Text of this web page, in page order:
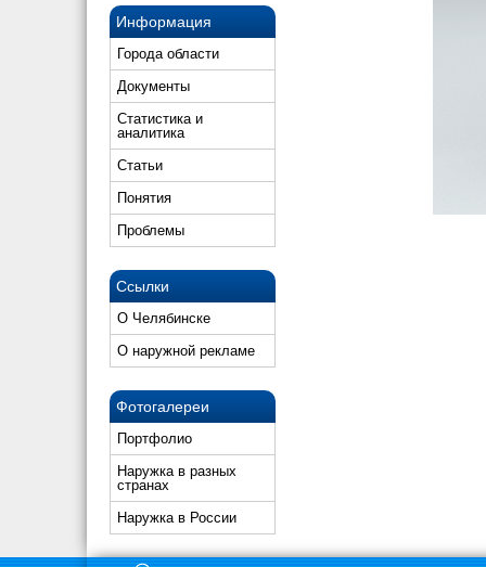
Информация
Города области
Документы
Статистика и
аналитика
Статьи
Понятия
Проблемы
Ссылки
О Челябинске
О наружной рекламе
Фотогалереи
Портфолио
Наружка в разных
странах
Наружка в России